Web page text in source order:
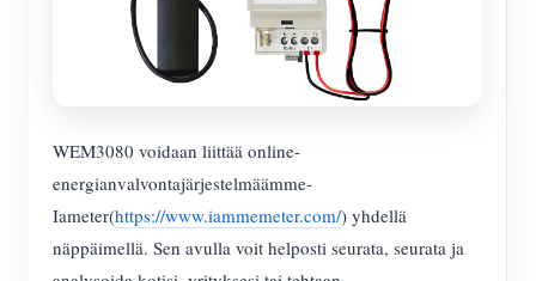
WEM3080 voidaan liittää online-
energianvalvontajärjestelmäämme-
Iameter(https://www.iammemeter.com/) yhdellä
näppäimellä. Sen avulla voit helposti seurata, seurata ja